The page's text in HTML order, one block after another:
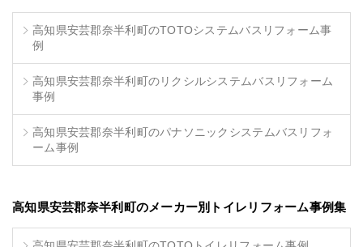
高知県安芸郡奈半利町のTOTOシステムバスリフォーム事
例
高知県安芸郡奈半利町のリクシルシステムバスリフォーム
事例
高知県安芸郡奈半利町のパナソニックシステムバスリフォ
ーム事例
高知県安芸郡奈半利町のメーカー別トイレリフォーム事例集